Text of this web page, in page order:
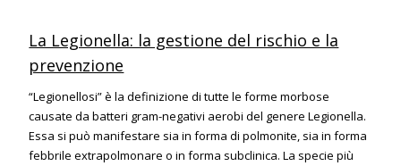
La Legionella: la gestione del rischio e la
prevenzione
“Legionellosi” è la definizione di tutte le forme morbose
causate da batteri gram-negativi aerobi del genere Legionella.
Essa si può manifestare sia in forma di polmonite, sia in forma
febbrile extrapolmonare o in forma subclinica. La specie più